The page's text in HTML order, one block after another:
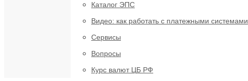
Каталог ЭПС
Видео: как работать с платежными системами
Сервисы
Вопросы
Курс валют ЦБ РФ